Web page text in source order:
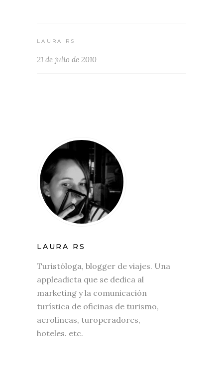
LAURA RS
21 de julio de 2010
LAURA RS
Turistóloga, blogger de viajes. Una
appleadicta que se dedica al
marketing y la comunicación
turística de oficinas de turismo,
aerolíneas, turoperadores,
hoteles. etc.